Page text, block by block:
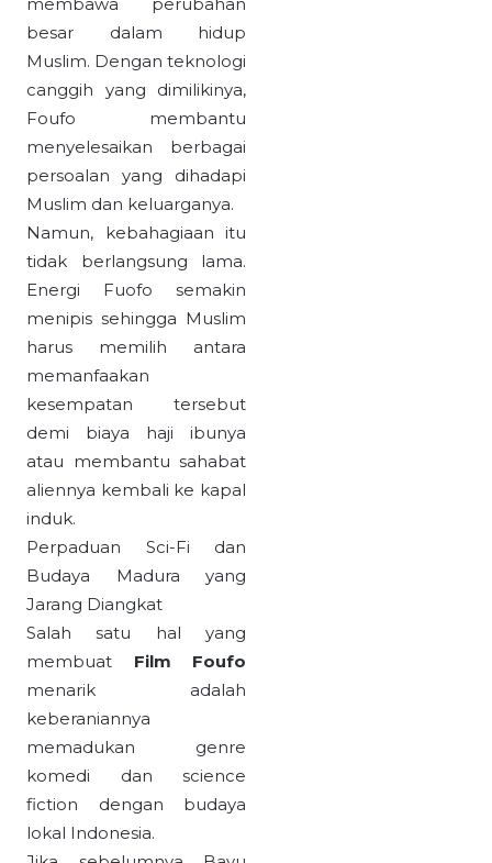
membawa perubahan
besar dalam hidup
Muslim. Dengan teknologi
canggih yang dimilikinya,
Foufo membantu
menyelesaikan berbagai
persoalan yang dihadapi
Muslim dan keluarganya.
Namun, kebahagiaan itu
tidak berlangsung lama.
Energi Fuofo semakin
menipis sehingga Muslim
harus memilih antara
memanfaakan
kesempatan tersebut
demi biaya haji ibunya
atau membantu sahabat
aliennya kembali ke kapal
induk.
Perpaduan Sci-Fi dan
Budaya Madura yang
Jarang Diangkat
Salah satu hal yang
membuat Film Foufo
menarik adalah
keberaniannya
memadukan genre
komedi dan science
fiction dengan budaya
lokal Indonesia.